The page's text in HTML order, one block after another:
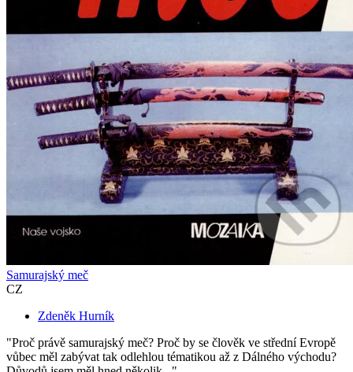
Samurajský meč
CZ
Zdeněk Hurník
"Proč právě samurajský meč? Proč by se člověk ve střední Evropě
vůbec měl zabývat tak odlehlou tématikou až z Dálného východu?